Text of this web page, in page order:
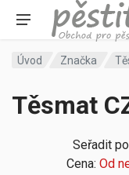
Úvod Značka
Těsmat
Seřadit
Cena: Od